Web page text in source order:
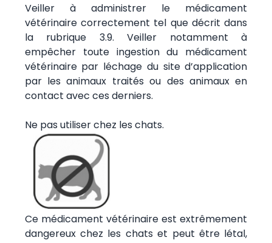
Veiller à administrer le médicament
vétérinaire correctement tel que décrit dans
la rubrique 3.9. Veiller notamment à
empêcher toute ingestion du médicament
vétérinaire par léchage du site d’application
par les animaux traités ou des animaux en
contact avec ces derniers.
Ne pas utiliser chez les chats.
Ce médicament vétérinaire est extrêmement
dangereux chez les chats et peut être létal,